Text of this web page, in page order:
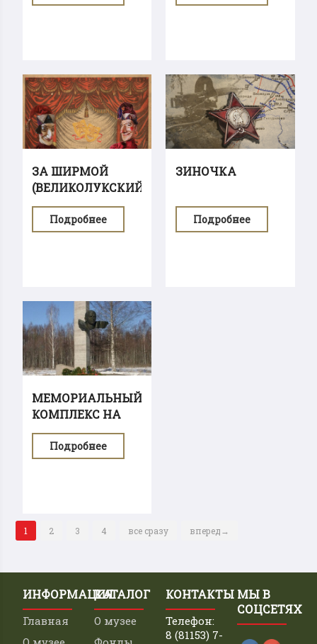
ЗА ШИРМОЙ
(ВЕЛИКОЛУКСКИЙ
КУКОЛЬНЫЙ...
Подробнее
ЗИНОЧКА
Подробнее
МЕМОРИАЛЬНЫЙ
КОМПЛЕКС НА
МЕСТЕ...
Подробнее
1 2 3 4 все сразу вперед→
ИНФОРМАЦИЯ
Главная
КАТАЛОГ
О музее
КОНТАКТЫ
Телефон:
8 (81153) 7-
МЫ В
СОЦСЕТЯХ